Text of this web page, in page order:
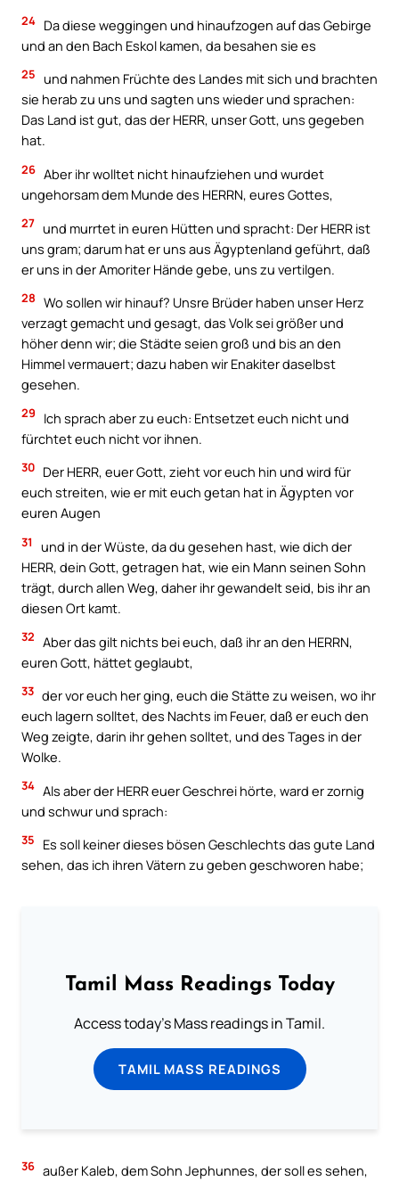
24 Da diese weggingen und hinaufzogen auf das Gebirge
und an den Bach Eskol kamen, da besahen sie es
25 und nahmen Früchte des Landes mit sich und brachten
sie herab zu uns und sagten uns wieder und sprachen:
Das Land ist gut, das der HERR, unser Gott, uns gegeben
hat.
26 Aber ihr wolltet nicht hinaufziehen und wurdet
ungehorsam dem Munde des HERRN, eures Gottes,
27 und murrtet in euren Hütten und spracht: Der HERR ist
uns gram; darum hat er uns aus Ägyptenland geführt, daß
er uns in der Amoriter Hände gebe, uns zu vertilgen.
28 Wo sollen wir hinauf? Unsre Brüder haben unser Herz
verzagt gemacht und gesagt, das Volk sei größer und
höher denn wir; die Städte seien groß und bis an den
Himmel vermauert; dazu haben wir Enakiter daselbst
gesehen.
29
Ich sprach aber zu euch: Entsetzet euch nicht und
fürchtet euch nicht vor ihnen.
30 Der HERR, euer Gott, zieht vor euch hin und wird für
euch streiten, wie er mit euch getan hat in Ägypten vor
euren Augen
31
und in der Wüste, da du gesehen hast, wie dich der
HERR, dein Gott, getragen hat, wie ein Mann seinen Sohn
trägt, durch allen Weg, daher ihr gewandelt seid, bis ihr an
diesen Ort kamt.
32 Aber das gilt nichts bei euch, daß ihr an den HERRN,
euren Gott, hättet geglaubt,
33 der vor euch her ging, euch die Stätte zu weisen, wo ihr
euch lagern solltet, des Nachts im Feuer, daß er euch den
Weg zeigte, darin ihr gehen solltet, und des Tages in der
Wolke.
34 Als aber der HERR euer Geschrei hörte, ward er zornig
und schwur und sprach:
35
Es soll keiner dieses bösen Geschlechts das gute Land
sehen, das ich ihren Vätern zu geben geschworen habe;
Tamil Mass Readings Today
Access today's Mass readings in Tamil.
TAMIL MASS READINGS
36 außer Kaleb, dem Sohn Jephunnes, der soll es sehen,